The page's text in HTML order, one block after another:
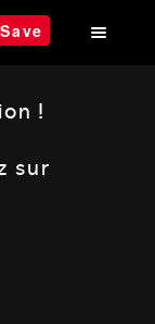
Save
!
sur